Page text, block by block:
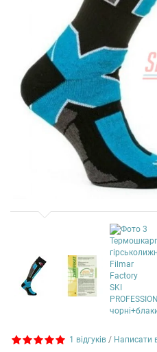
1 відгуків / Написати